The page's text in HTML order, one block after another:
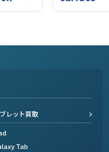
レット買取
Tab